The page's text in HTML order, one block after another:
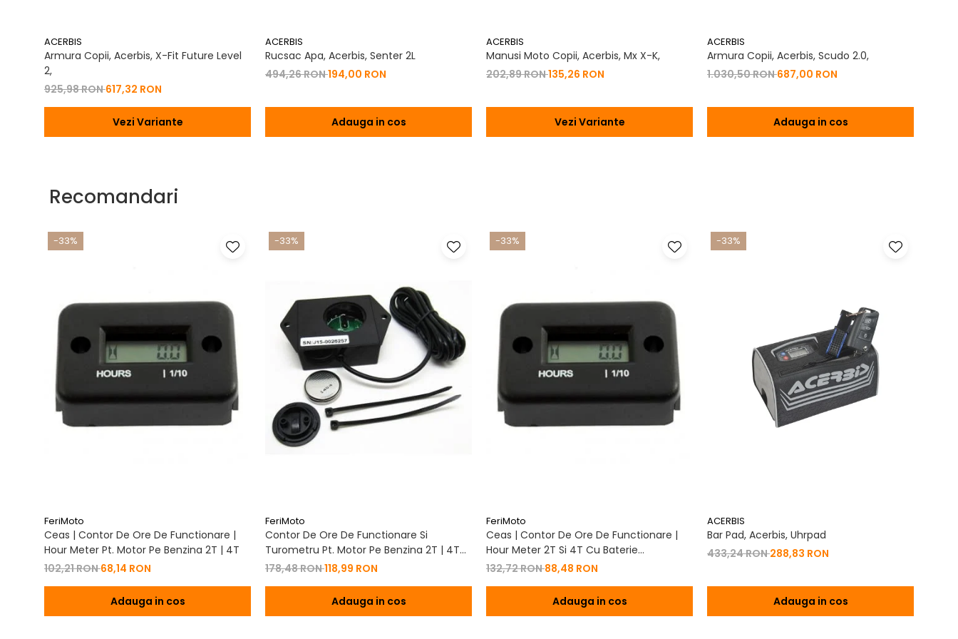
ACERBIS
Armura Copii, Acerbis, X-Fit Future Level
2,
925,98 RON617,32 RON
Vezi Variante
ACERBIS
Rucsac Apa, Acerbis, Senter 2L
494,26 RON194,00 RON
Adauga in cos
ACERBIS
Manusi Moto Copii, Acerbis, Mx X-K,
202,89 RON135,26 RON
Vezi Variante
ACERBIS
Armura Copii, Acerbis, Scudo 2.0,
1.030,50 RON687,00 RON
Adauga in cos
Recomandari
-33%
FeriMoto
Ceas | Contor De Ore De Functionare |
Hour Meter Pt. Motor Pe Benzina 2T | 4T
102,21 RON68,14 RON
Adauga in cos
-33%
FeriMoto
Contor De Ore De Functionare Si
Turometru Pt. Motor Pe Benzina 2T | 4T
Cu Capac De Baterie
178,48 RON118,99 RON
Adauga in cos
-33%
FeriMoto
Ceas | Contor De Ore De Functionare |
Hour Meter 2T Si 4T Cu Baterie
Schimbabila Pt. Motor Pe Benzina 2T | 4T
132,72 RON88,48 RON
Adauga in cos
-33%
ACERBIS
Bar Pad, Acerbis, Uhrpad
433,24 RON288,83 RON
Adauga in cos